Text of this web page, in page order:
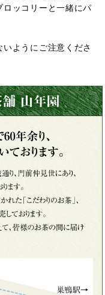
ッコリーと一緒にパ
ようにご注意くださ